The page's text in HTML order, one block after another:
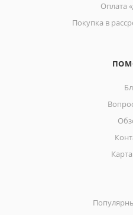
Оплата
Покупка в